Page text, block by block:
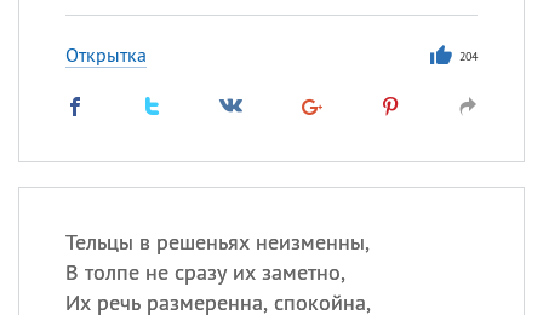
Открытка 204
Тельцы в решеньях неизменны,
В толпе не сразу их заметно,
Их речь размеренна, спокойна,